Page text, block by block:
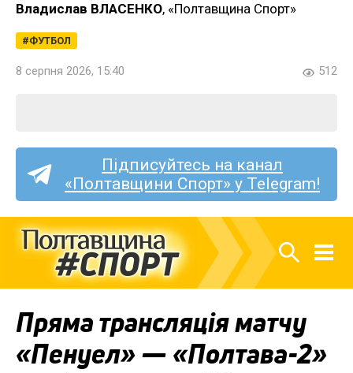
Владислав ВЛАСЕНКО, «Полтавщина Спорт»
ФУТБОЛ
8 серпня 2026, 15:40 512
Підписуйтесь на канал
«Полтавщини Спорт» у Telegram!
Пряма трансляція матчу
«Пенуел» — «Полтава-2»